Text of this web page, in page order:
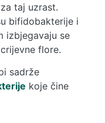
taj uzrast.
bifidobakterije i
izbjegavaju se
flore.
sadrže
koje čine